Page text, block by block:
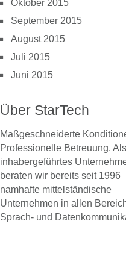
Oktober 2015
September 2015
August 2015
Juli 2015
Juni 2015
Über StarTech
Maßgeschneiderte
Professionelle Betreuung. Als
inhabergeführtes
beraten wir bereits seit 1996
namhafte mittelständische
Unternehmen in allen
Sprach- und